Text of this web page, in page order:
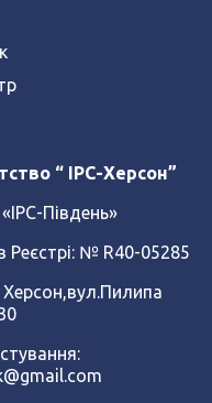
“ IPC-Херсон”
«ІРС-Південь»
Реєстрі: № R40-05285